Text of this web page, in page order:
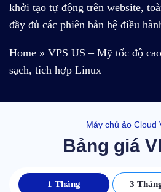
khởi tạo tự động trên website,
đầy đủ các phiên bản hệ điều
Home » VPS US – Mỹ tốc độ
sạch, tích hợp Linux
Máy chủ ảo Cloud
Bảng giá
1 Tháng 3